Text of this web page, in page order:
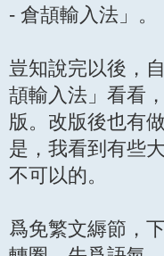
- 倉頡輸入法」。
豈知說完以後，
頡輸入法」看看
版。改版後也有
是，我看到有些
不可以的。
爲免繁文縟節，